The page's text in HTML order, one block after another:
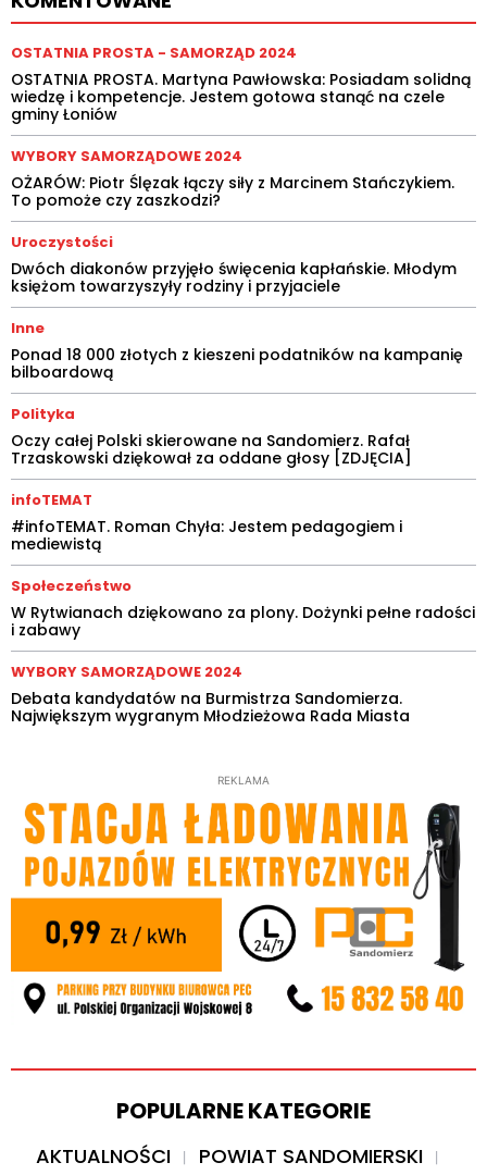
OSTATNIA PROSTA - SAMORZĄD 2024
OSTATNIA PROSTA. Martyna Pawłowska: Posiadam solidną
wiedzę i kompetencje. Jestem gotowa stanąć na czele
gminy Łoniów
WYBORY SAMORZĄDOWE 2024
OŻARÓW: Piotr Ślęzak łączy siły z Marcinem Stańczykiem.
To pomoże czy zaszkodzi?
Uroczystości
Dwóch diakonów przyjęło święcenia kapłańskie. Młodym
księżom towarzyszyły rodziny i przyjaciele
Inne
Ponad 18 000 złotych z kieszeni podatników na kampanię
bilboardową
Polityka
Oczy całej Polski skierowane na Sandomierz. Rafał
Trzaskowski dziękował za oddane głosy [ZDJĘCIA]
infoTEMAT
#infoTEMAT. Roman Chyła: Jestem pedagogiem i
mediewistą
Społeczeństwo
W Rytwianach dziękowano za plony. Dożynki pełne radości
i zabawy
WYBORY SAMORZĄDOWE 2024
Debata kandydatów na Burmistrza Sandomierza.
Największym wygranym Młodzieżowa Rada Miasta
REKLAMA
POPULARNE KATEGORIE
AKTUALNOŚCI POWIAT SANDOMIERSKI